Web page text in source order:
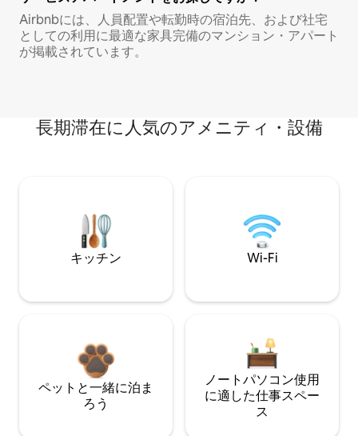
Airbnbには、人員配置や転勤時の宿泊先、および社宅
としての利用に最適な家具完備のマンション・アパート
が掲載されています。
長期滞在に人気のアメニティ・設備
キッチン Wi-Fi
ペットと一緒に泊ま
ろう
ノートパソコン使用
に適した仕事スペー
ス